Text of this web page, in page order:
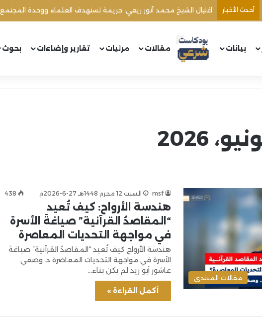
أحدث الأخبار اغتيال الشيخ محمد أنور ريغي: جريمة تستهدف العلماء ووحدة المجتمع
بيانات مقالات مرئيات تقارير وإضاءات بحوث
مقالات المنتدى
msf السبت 12 محرم 1448هـ 27-6-2026م 438
هندسة الأرواح: كيف تُعيد
“المقاصدُ القرآنية” صياغةَ الأسرة
في مواجهة التحديات المعاصرة
هندسة الأرواح كيف تُعيد “المقاصدُ القرآنية” صياغةَ
الأسرة في مواجهة التحديات المعاصرة د. وصفي
عاشور أبو زيد لم يكن بناء…
أكمل القراءة »